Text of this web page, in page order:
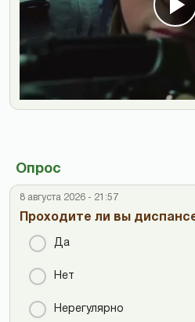
Опрос
8 августа 2026 - 21:57
Проходите ли вы
Да
Нет
Нерегулярно